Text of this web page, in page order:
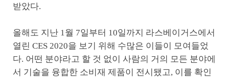
받았다.
올해도 지난 1월 7일부터 10일까지 라스베이거스에서
열린 CES 2020을 보기 위해 수많은 이들이 모여들었
다. 어떤 분야라고 할 것 없이 사람의 거의 모든 분야에
서 기술을 융합한 소비재 제품이 전시됐고, 이를 확인